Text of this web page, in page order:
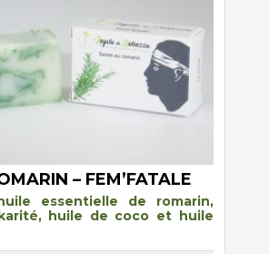
– FEM’FATALE
essentielle de romarin,
huile de coco et huile